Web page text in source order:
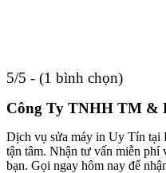
5/5 - (1 bình chọn)
Công Ty TNHH TM &
Dịch vụ sửa máy in Uy Tín tại
tận tâm. Nhận tư vấn miễn phí
bạn. Gọi ngay hôm nay để